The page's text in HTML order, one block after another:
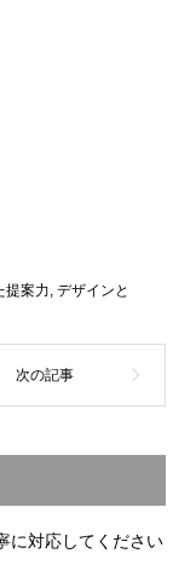
提案力, デザインと
に対応してください